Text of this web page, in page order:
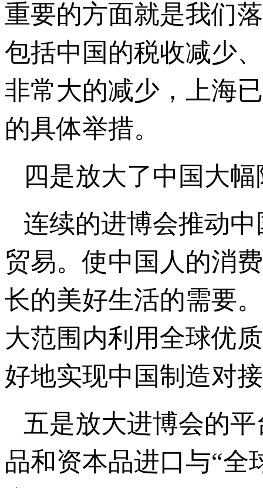
重要的方面就是我们
包括中国的税收减少
非常大的减少，上海
的具体举措。
四是放大了中国大
连续的进博会推动
贸易。使中国人的消
长的美好生活的需要
大范围内利用全球优
好地实现中国制造对
五是放大进博会的
品和资本品进口与“全